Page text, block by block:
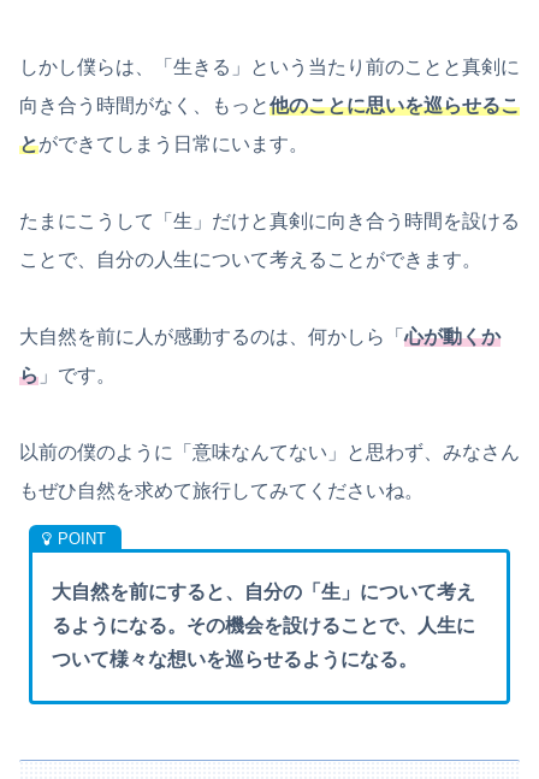
しかし僕らは、「生きる」という当たり前のことと真剣に
向き合う時間がなく、もっと他のことに思いを巡らせるこ
とができてしまう日常にいます。
たまにこうして「生」だけと真剣に向き合う時間を設ける
ことで、自分の人生について考えることができます。
大自然を前に人が感動するのは、何かしら「心が動くか
ら 」です。
以前の僕のように「意味なんてない」と思わず、みなさん
もぜひ自然を求めて旅行してみてくださいね。
大自然を前にすると、自分の「生」について考え
るようになる。その機会を設けることで、人生に
ついて様々な想いを巡らせるようになる。